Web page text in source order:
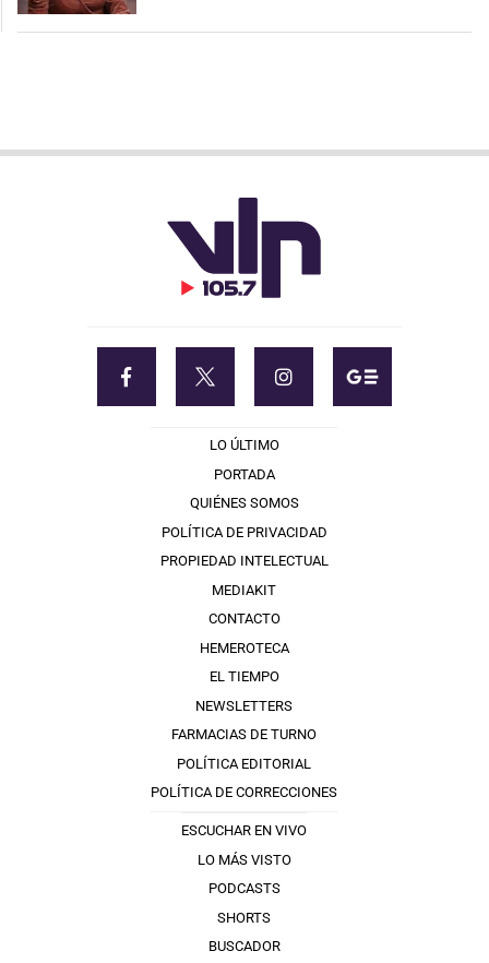
LO ÚLTIMO
PORTADA
QUIÉNES SOMOS
POLÍTICA DE PRIVACIDAD
PROPIEDAD INTELECTUAL
MEDIAKIT
CONTACTO
HEMEROTECA
EL TIEMPO
NEWSLETTERS
FARMACIAS DE TURNO
POLÍTICA EDITORIAL
POLÍTICA DE CORRECCIONES
ESCUCHAR EN VIVO
LO MÁS VISTO
PODCASTS
SHORTS
BUSCADOR